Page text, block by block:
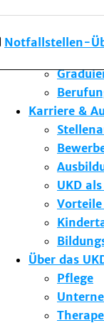
Notfallstellen-
Karriere &
UKD
Vorteile
Über das
Pflege